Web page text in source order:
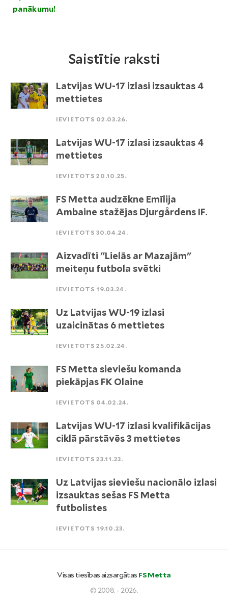
panākumu!
Saistītie raksti
Latvijas WU-17 izlasi izsauktas 4
mettietes
IEVIETOTS 02.03.26.
Latvijas WU-17 izlasi izsauktas 4
mettietes
IEVIETOTS 20.10.25.
FS Metta audzēkne Emīlija
Ambaine stažējas Djurgårdens IF.
IEVIETOTS 30.04.24.
Aizvadīti "Lielās ar Mazajām"
meiteņu futbola svētki
IEVIETOTS 19.03.24.
Uz Latvijas WU-19 izlasi
uzaicinātas 6 mettietes
IEVIETOTS 25.02.24.
FS Metta sieviešu komanda
piekāpjas FK Olaine
IEVIETOTS 04.02.24.
Latvijas WU-17 izlasi kvalifikācijas
ciklā pārstāvēs 3 mettietes
IEVIETOTS 23.11.23.
Uz Latvijas sieviešu nacionālo izlasi
izsauktas sešas FS Metta
futbolistes
IEVIETOTS 19.10.23.
Visas tiesības aizsargātas FS Metta
© 2008. - 2026.